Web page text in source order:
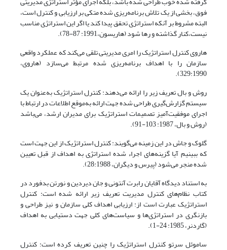
فوق، بخشی از یک تلاش برنامه‌ریزی شده متکی بر ارزیابی و کنترل است،
البته مشروط بر آنکه استراتژی تحقق پیدا کند یا اگر این استراتژی مناسب
نیست،کنار گذاشته و رها شود (هاریسون،1991: 87-78).
هاروی کنترل استراتژیک را امری مدیریتی تلقی می‌کند که عملکرد واقعی
سازمان را با اهداف برنامه‌ریزی شده مرتبط می‌سازد (هاروی،
329:1990).
روش و بال تعریف زیر را ارائه می‌دهند: کنترل استراتژیک به‌عنوان یک
سیستم گزارش‌گیری طراحی شده جهت ارائه به‌موقع اطلاعات در ارتباط با
اجرای موفقیت‌آمیز تصمیمات استراتژیک برای مدیران ارشد، می‌باشد
(روش و بال، 1987: 103-91).
گلوک و جاش در این زمینه می‌گویند: کنترل استراتژیک از این جهت است
که ببینیم آیا گزینه‌های اجراء شده استراتژی به اهداف از قبل تعیین
شده منجر می‌شود (پیرس و دیگران، 28:1988).
به استناد دیدگاه آقایان رابرت آنتونی و جان دیردین و نورتن بدفورد در
کتاب نظام‌های کنترل مدیریت تعریف زیر ارائه شده است: کنترل
استراتژیک عبارت است از: ارزیابی اهداف کلی سازمان و نیز طراحی و
بازنگری در استراتژی‌ها و سیاست‌های کلی جهت دستیابی به اهداف
(گاردنر، 1985: 24-1).
ساموئل سرتو کنترل استراتژیک را چنین تعریف کرده است: کنترل